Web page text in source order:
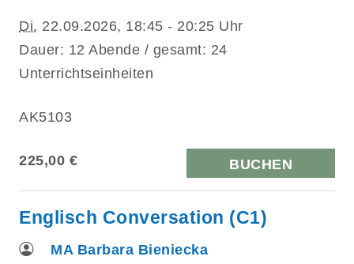
Di. 22.09.2026, 18:45 - 20:25 Uhr
Dauer: 12 Abende / gesamt: 24
Unterrichtseinheiten
AK5103
225,00 € BUCHEN
Englisch Conversation (C1)
MA Barbara Bieniecka